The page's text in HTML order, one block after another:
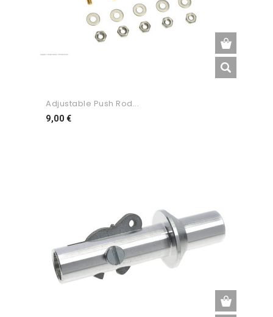
Adjustable Push Rod...
9,00 €Preço